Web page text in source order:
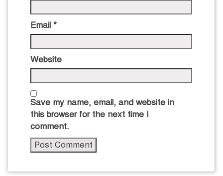
Email *
Website
Save my name, email, and website in
this browser for the next time I
comment.